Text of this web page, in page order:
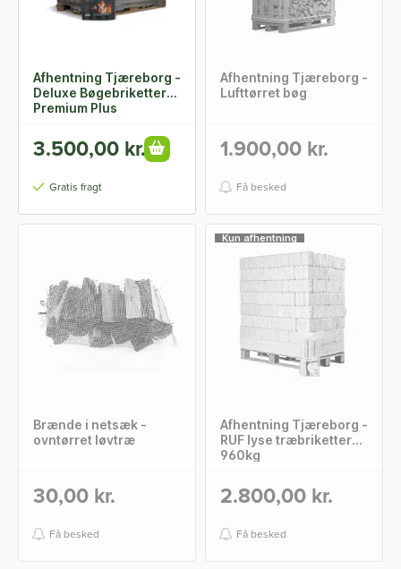
Afhentning Tjæreborg -
Deluxe Bøgebriketter
Premium Plus
3.500,00 kr.
Gratis fragt
Afhentning Tjæreborg -
Lufttørret bøg
1.900,00 kr.
Få besked
Brænde i netsæk -
ovntørret løvtræ
30,00 kr.
Få besked
Kun afhentning
Afhentning Tjæreborg -
RUF lyse træbriketter
960kg
2.800,00 kr.
Få besked